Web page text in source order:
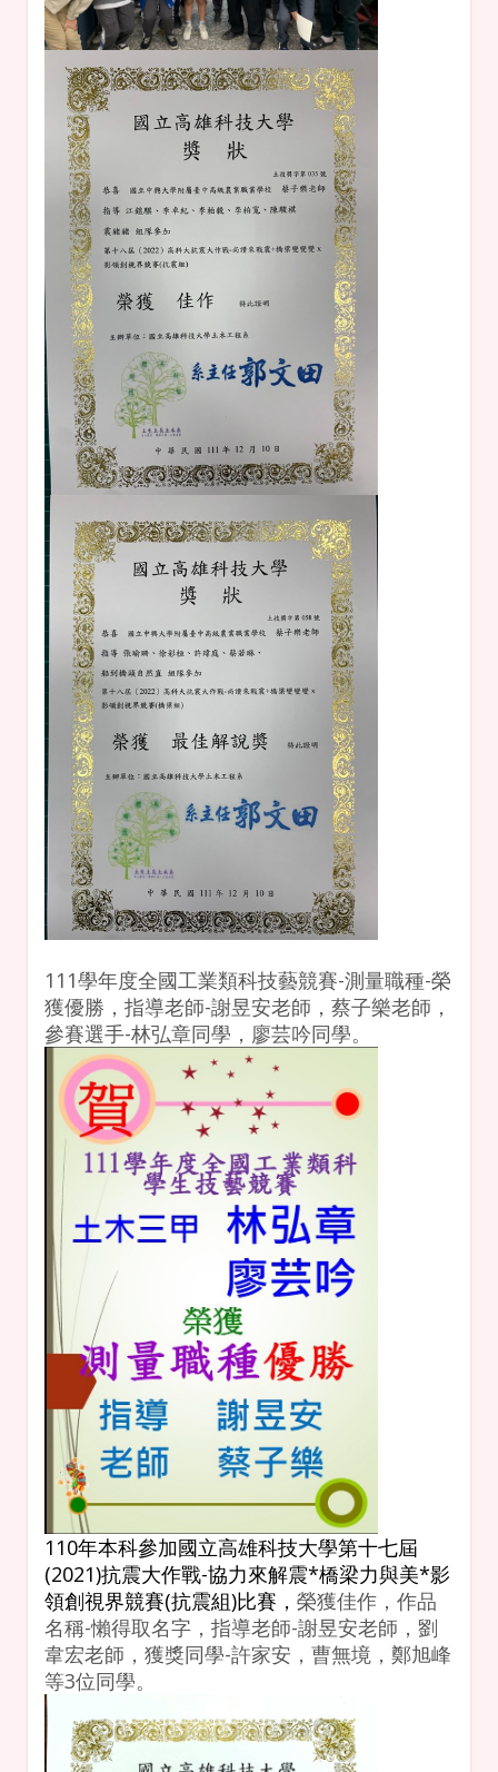
111學年度全國工業類科技藝競賽-測量職種-榮
獲優勝，指導老師-謝昱安老師，蔡子樂老師，
參賽選手-林弘章同學，廖芸吟同學。
110年本科參加國立高雄科技大學第十七屆
(2021)抗震大作戰-協力來解震*橋梁力與美*影
領創視界競賽(抗震組)比賽， 榮獲佳作 ， 作品
名稱-懶得取名字，指導老師-謝昱安老師，劉
韋宏老師，獲獎同學-許家安，曹無境，鄭旭峰
等3位同學。